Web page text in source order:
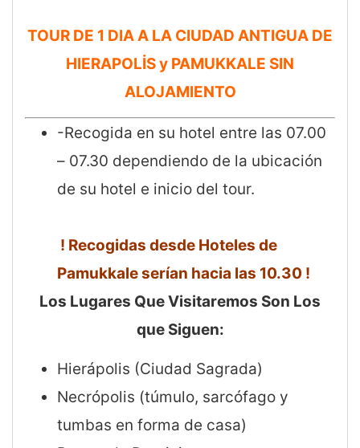
TOUR DE 1 DIA A LA CIUDAD ANTIGUA DE
HIERAPOLİS y PAMUKKALE SIN
ALOJAMIENTO
-Recogida en su hotel entre las 07.00
– 07.30 dependiendo de la ubicación
de su hotel e inicio del tour.
! Recogidas desde Hoteles de
Pamukkale serían hacia las 10.30 !
Los Lugares Que Visitaremos Son Los
que Siguen:
Hierápolis (Ciudad Sagrada)
Necrópolis (túmulo, sarcófago y
tumbas en forma de casa)